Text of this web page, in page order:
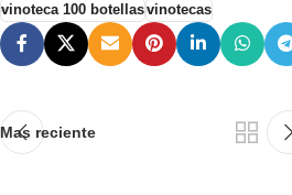
vinoteca 100 botellasvinotecas
Mas reciente